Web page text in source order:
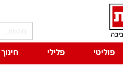
פוליטי פלילי חינוך